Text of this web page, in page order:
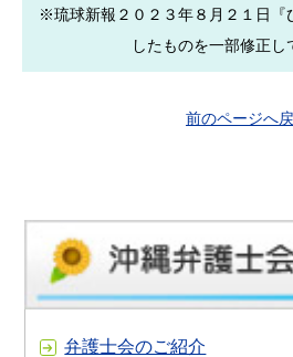
※琉球新報２０２３年８月２１日『
したものを一部修正し
前のページへ
弁護士会のご紹介